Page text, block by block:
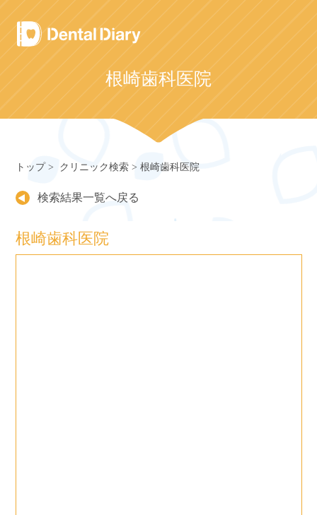
Skip
to
content
根崎歯科医院
トップ クリニック検索 根崎歯科医院
検索結果一覧へ戻る
根崎歯科医院